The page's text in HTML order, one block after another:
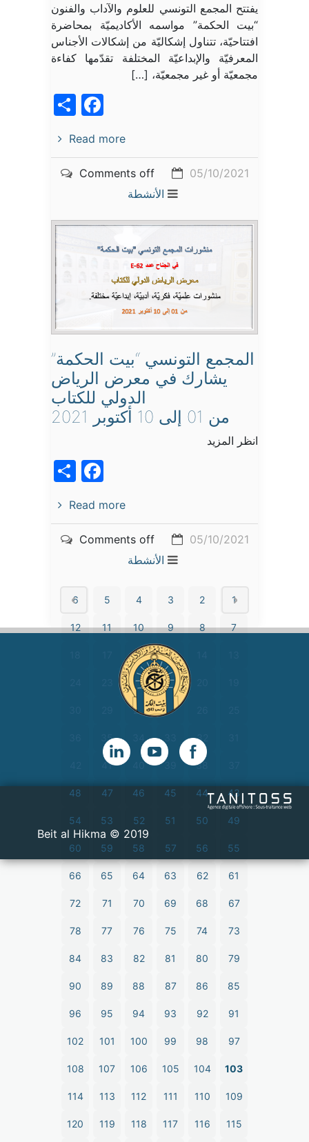
يفتتح المجمع التونسي للعلوم والآداب والفنون
“بيت الحكمة” مواسمه الأكاديميّة بمحاضرة
افتتاحيّة، تتناول إشكاليّة من إشكالات الأجناس
المعرفيّة والإبداعيّة المختلفة تقدّمها كفاءة
مجمعيّة أو غير مجمعيّة، […]
Read more
05/10/2021
Comments off
الأنشطة
المجمع التونسي “بيت الحكمة”
يشارك في معرض الرياض
الدولي للكتاب
من 01 إلى 10 أكتوبر 2021
انظر المزيد
Read more
05/10/2021
Comments off
الأنشطة
1
2
3
4
5
6
7
8
9
10
11
12
15
16
21
22
27
28
32
35
38
39
40
41
43
44
45
46
47
48
49
50
51
52
53
54
55
56
57
58
59
60
61
62
63
64
65
66
67
68
69
70
71
72
73
74
75
76
77
78
79
80
81
82
83
84
85
86
87
88
89
90
91
92
93
94
95
96
97
98
99
100
101
102
103
104
105
106
107
108
109
110
111
112
113
114
115
116
117
118
119
120
2019 © Beit al Hikma